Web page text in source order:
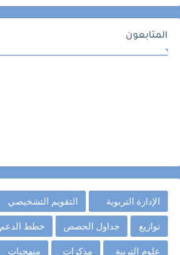
المتابعون
الإدارة التربوية التقويم التشخيصي
توازيع جداول الحصص خطط الدعم
علوم التربية مذكرات منهجيات